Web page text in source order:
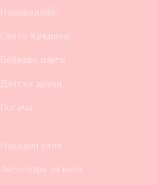
Новородено
Свето Кръщене
Бебешко парти
Детски дрехи
Погача
Народен стил
Аксесоари за коса